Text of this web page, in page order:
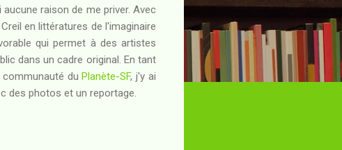
raison de me priver. Avec
en littératures de l'imaginaire
qui permet à des artistes
dans un cadre original. En tant
communauté duPlanète-SF, j'y ai
des photos et un reportage.